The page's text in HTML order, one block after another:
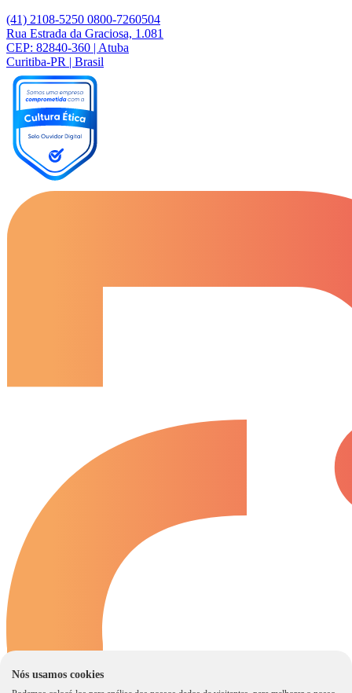
(41) 2108-5250 0800-7260504
Rua Estrada da Graciosa, 1.081
CEP: 82840-360 | Atuba
Curitiba-PR | Brasil
Nós usamos cookies